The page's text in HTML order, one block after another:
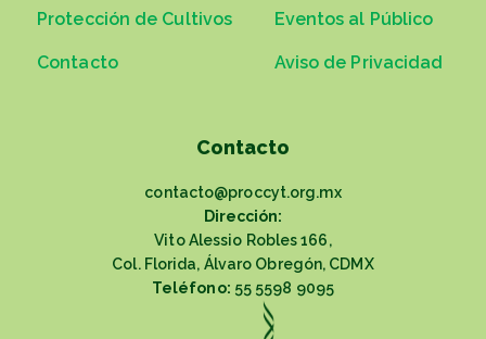
Protección de Cultivos
Contacto
Eventos al Público
Aviso de Privacidad
Contacto
contacto@proccyt.org.mx
Dirección:
Vito Alessio Robles 166,
Col. Florida, Álvaro Obregón, CDMX
Teléfono: 55 5598 9095